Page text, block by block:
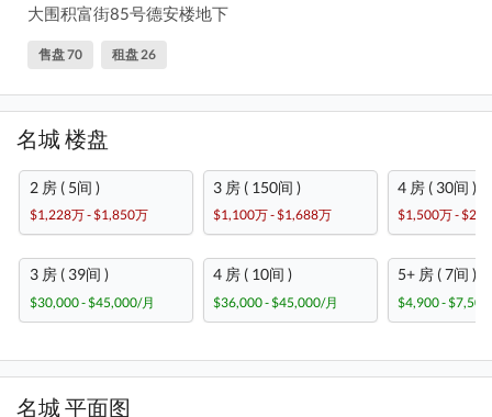
大围积富街85号德安楼地下
售盘 70 租盘 26
名城 楼盘
2 房 ( 5间 )
$1,228万 - $1,850万
3 房 ( 150间 )
$1,100万 - $1,688万
4 房 ( 30间 )
$1,500万 -
3 房 ( 39间 )
$30,000 - $45,000/月
4 房 ( 10间 )
$36,000 - $45,000/月
5+ 房 ( 7间 )
$4,900 -
名城 平面图